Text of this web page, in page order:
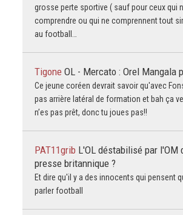
grosse perte sportive ( sauf pour ceux qui
comprendre ou qui ne comprennent tout
au football…
Tigone OL - Mercato : Orel Mangala
Ce jeune coréen devrait savoir qu'avec
pas arrière latéral de formation et bah ça
n’es pas prêt, donc tu joues pas!!
PAT11grib L'OL déstabilisé par l'OM
presse britannique ?
Et dire qu'il y a des innocents qui pensent
parler football